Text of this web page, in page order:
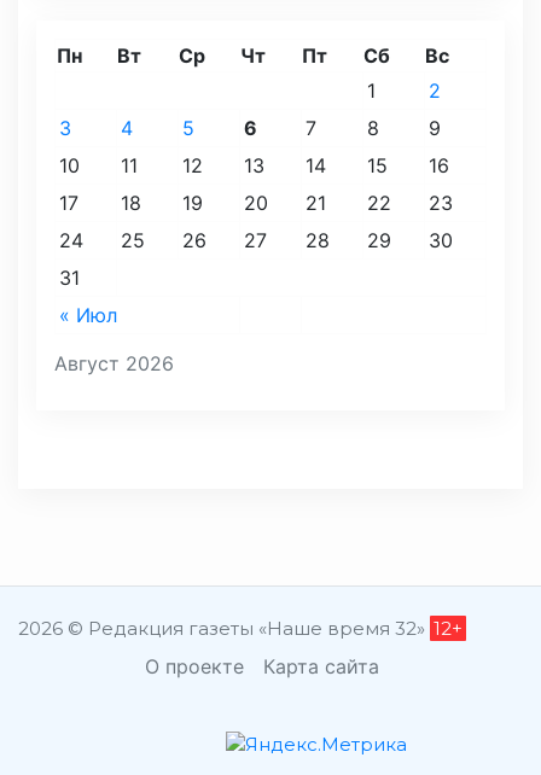
Август 2026
Пн Вт Ср Чт Пт Сб Вс
« Июл
1
2
3
4 5 6 7 8
9
10
11 12 13 14 15
16
17
18 19 20 21 22
23
24
25 26 27 28 29
30
31
2026 © Редакция газеты «Наше время 32» 12+
О проекте Карта сайта